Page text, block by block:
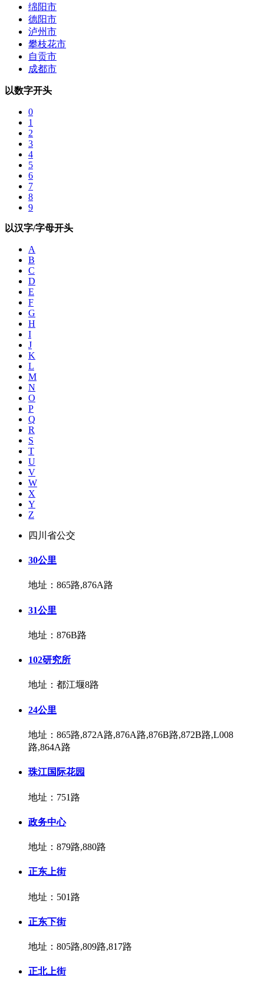
绵阳市
德阳市
泸州市
攀枝花市
自贡市
成都市
以数字开头
0
1
2
3
4
5
6
7
8
9
以汉字/字母开头
A
B
C
D
E
F
G
H
I
J
K
L
M
N
O
P
Q
R
S
T
U
V
W
X
Y
Z
四川省公交
30公里
地址：865路,876A路
31公里
地址：876B路
102研究所
地址：都江堰8路
24公里
地址：865路,872A路,876A路,876B路,872B路,L008
路,864A路
珠江国际花园
地址：751路
政务中心
地址：879路,880路
正东上街
地址：501路
正东下街
地址：805路,809路,817路
正北上街